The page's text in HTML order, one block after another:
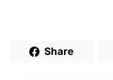
Share